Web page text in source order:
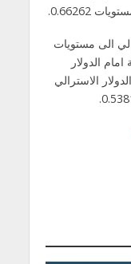
0.66262.
الى مستويات
امام الدولار
1.06133. امام الدولار الاسترالي